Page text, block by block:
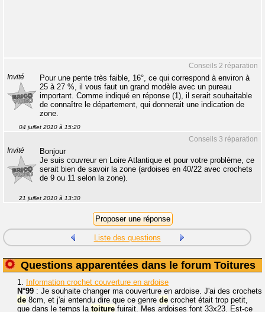
Conseils 2 réparation
Invité
Pour une pente très faible, 16°, ce qui correspond à environ à
25 à 27 %, il vous faut un grand modèle avec un pureau
important. Comme indiqué en réponse (1), il serait souhaitable
de connaître le département, qui donnerait une indication de
zone.
04 juillet 2010 à 15:20
Conseils 3 réparation
Invité
Bonjour
Je suis couvreur en Loire Atlantique et pour votre problème, ce
serait bien de savoir la zone (ardoises en 40/22 avec crochets
de 9 ou 11 selon la zone).
21 juillet 2010 à 13:30
Liste des questions
Questions apparentées dans le forum Toitures
1. Information crochet couverture en ardoise
N°99 : Je souhaite changer ma couverture en ardoise. J'ai des crochets
de 8cm, et j'ai entendu dire que ce genre de crochet était trop petit,
que dans le temps la toiture fuirait. Mes ardoises font 33x23. Est-ce